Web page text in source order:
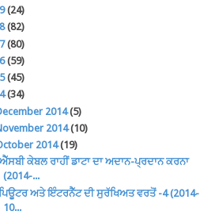
(24)
(82)
(80)
(59)
(45)
(34)
2014(5)
2014(10)
2014(19)
ਕੇਬਲ ਰਾਹੀਂ ਡਾਟਾ ਦਾ ਅਦਾਨ-ਪ੍ਰਦਾਨ ਕਰਨਾ
(2014-...
ਅਤੇ ਇੰਟਰਨੈੱਟ ਦੀ ਸੁਰੱਖਿਅਤ ਵਰਤੋਂ -4 (2014-
10...